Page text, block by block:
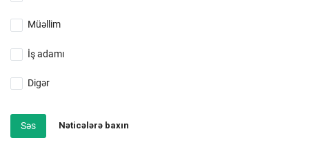
Müəllim
İş adamı
Digər
Səs Nəticələrə baxın